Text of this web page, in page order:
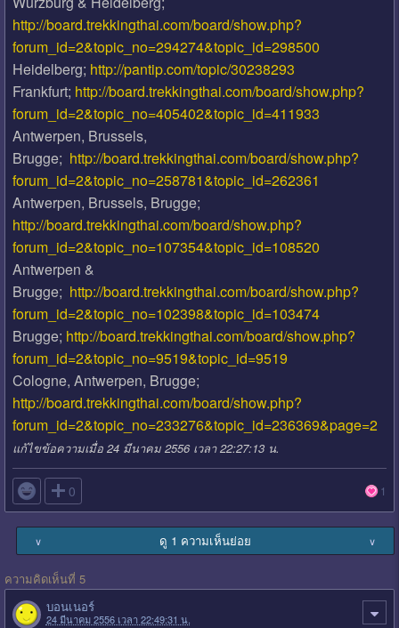
http://board.trekkingthai.com/board/show.php?
forum_id=2&topic_no=294274&topic_id=298500
Heidelberg; http://pantip.com/topic/30238293
Frankfurt; http://board.trekkingthai.com/board/show.php?
forum_id=2&topic_no=405402&topic_id=411933
Antwerpen, Brussels,
Brugge; http://board.trekkingthai.com/board/show.php?
forum_id=2&topic_no=258781&topic_id=262361
Antwerpen, Brussels, Brugge;
http://board.trekkingthai.com/board/show.php?
forum_id=2&topic_no=107354&topic_id=108520
Antwerpen &
Brugge; http://board.trekkingthai.com/board/show.php?
forum_id=2&topic_no=102398&topic_id=103474
Brugge; http://board.trekkingthai.com/board/show.php?
forum_id=2&topic_no=9519&topic_id=9519
Cologne, Antwerpen, Brugge;
http://board.trekkingthai.com/board/show.php?
forum_id=2&topic_no=233276&topic_id=236369&page=2
แก้ไขข้อความเมื่อ 24 มีนาคม 2556 เวลา 22:27:13 น.
 0 1
∨ ดู 1 ความเห็นย่อย ∨
ความคิดเห็นที่ 5
บอนเนอร์
24 มีนาคม 2556 เวลา 22:49:31 น.